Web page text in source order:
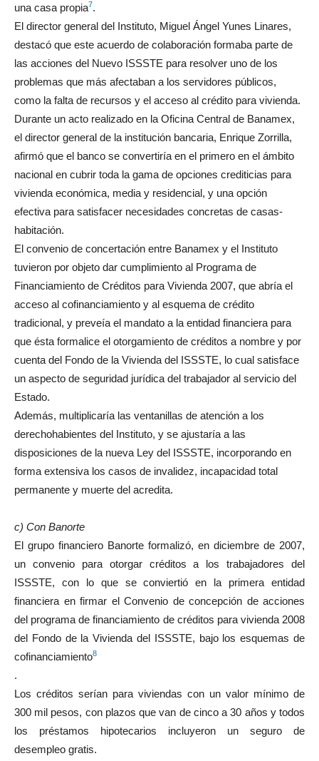
una casa propia7.
El director general del Instituto, Miguel Ángel Yunes Linares,
destacó que este acuerdo de colaboración formaba parte de
las acciones del Nuevo ISSSTE para resolver uno de los
problemas que más afectaban a los servidores públicos,
como la falta de recursos y el acceso al crédito para vivienda.
Durante un acto realizado en la Oficina Central de Banamex,
el director general de la institución bancaria, Enrique Zorrilla,
afirmó que el banco se convertiría en el primero en el ámbito
nacional en cubrir toda la gama de opciones crediticias para
vivienda económica, media y residencial, y una opción
efectiva para satisfacer necesidades concretas de casas-
habitación.
El convenio de concertación entre Banamex y el Instituto
tuvieron por objeto dar cumplimiento al Programa de
Financiamiento de Créditos para Vivienda 2007, que abría el
acceso al cofinanciamiento y al esquema de crédito
tradicional, y preveía el mandato a la entidad financiera para
que ésta formalice el otorgamiento de créditos a nombre y por
cuenta del Fondo de la Vivienda del ISSSTE, lo cual satisface
un aspecto de seguridad jurídica del trabajador al servicio del
Estado.
Además, multiplicaría las ventanillas de atención a los
derechohabientes del Instituto, y se ajustaría a las
disposiciones de la nueva Ley del ISSSTE, incorporando en
forma extensiva los casos de invalidez, incapacidad total
permanente y muerte del acredita.
c) Con Banorte
El grupo financiero Banorte formalizó, en diciembre de 2007,
un convenio para otorgar créditos a los trabajadores del
ISSSTE, con lo que se conviertió en la primera entidad
financiera en firmar el Convenio de concepción de acciones
del programa de financiamiento de créditos para vivienda 2008
del Fondo de la Vivienda del ISSSTE, bajo los esquemas de
cofinanciamiento8
.
Los créditos serían para viviendas con un valor mínimo de
300 mil pesos, con plazos que van de cinco a 30 años y todos
los préstamos hipotecarios incluyeron un seguro de
desempleo gratis.